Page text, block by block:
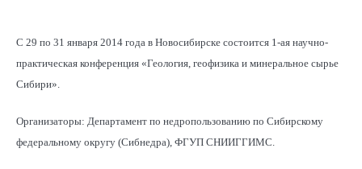
С 29 по 31 января 2014 года в Новосибирске состоится 1-ая научно-
практическая конференция «Геология, геофизика и минеральное сырье
Сибири».
Организаторы: Департамент по недропользованию по Сибирскому
федеральному округу (Сибнедра), ФГУП СНИИГГИМС.